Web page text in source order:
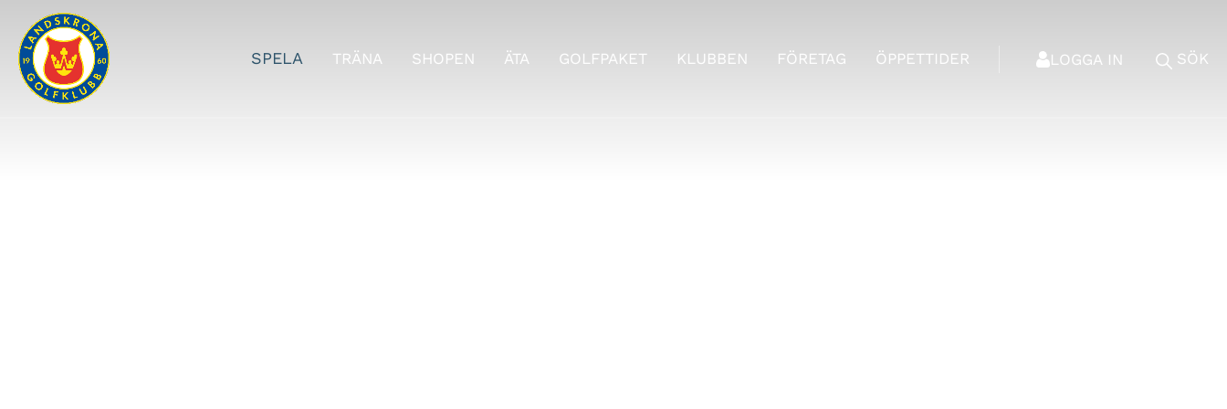
SPELA TRÄNA SHOPEN ÄTA GOLFPAKET KLUBBEN FÖRETAG ÖPPETTIDER LOGGA IN SÖK